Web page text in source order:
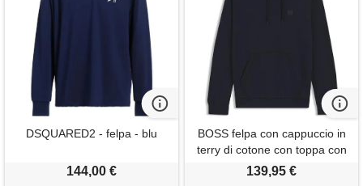
DSQUARED2 - felpa - blu
144,00 €
BOSS felpa con cappuccio in
terry di cotone con toppa con
logo, blu scuro
139,95 €